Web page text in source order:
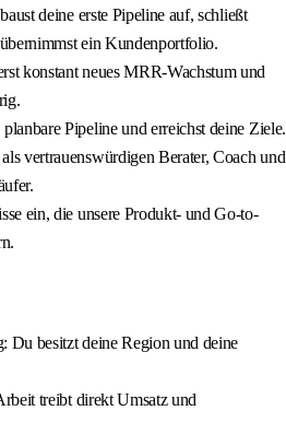
deine erste Pipeline auf, schließt
ein Kundenportfolio.
konstant neues MRR-Wachstum und
Pipeline und erreichst deine Ziele.
vertrauenswürdigen Berater, Coach und
ein, die unsere Produkt- und Go-to-
Du besitzt deine Region und deine
treibt direkt Umsatz und